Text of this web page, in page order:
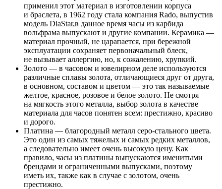
применил этот материал в изготовлении корпуса
и браслета, в 1962 году стала компания Rado, выпустив
модель DiaStar,в данное время часы из карбида
вольфрама выпускают и другие компании. Керамика —
материал прочный, не царапается, при бережной
эксплуатации сохраняет первоначальный блеск,
не вызывает аллергию, но, к сожалению, хрупкий.
Золото — в часовом и ювелирном деле используются
различные сплавы золота, отличающиеся друг от друга,
в основном, составом и цветом — это так называемые
желтое, красное, розовое и белое золото. Не смотря
на мягкость этого металла, выбор золота в качестве
материала для часов понятен всем: престижно, красиво
и дорого.
Платина — благородный металл серо-стального цвета.
Это один из самых тяжелых и самых редких металлов,
а следовательно имеет очень высокую цену. Как
правило, часы из платины выпускаются именитыми
брендами и ограниченными выпусками, поэтому
иметь их, также как в случае с золотом, очень
престижно.